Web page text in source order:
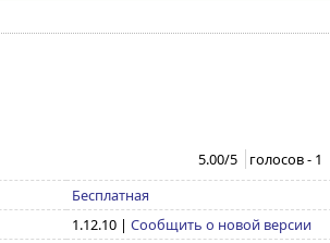
5.00/5 голосов - 1
Бесплатная
1.12.10| Сообщить о новой версии